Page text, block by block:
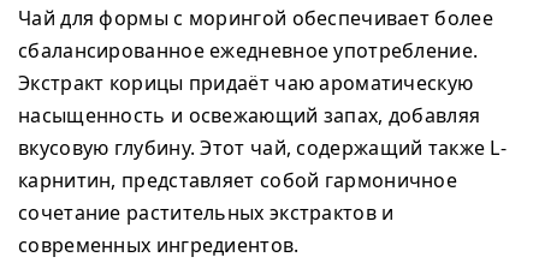
Чай для формы с морингой обеспечивает более
сбалансированное ежедневное употребление.
Экстракт корицы придаёт чаю ароматическую
насыщенность и освежающий запах, добавляя
вкусовую глубину. Этот чай, содержащий также L-
карнитин, представляет собой гармоничное
сочетание растительных экстрактов и
современных ингредиентов.